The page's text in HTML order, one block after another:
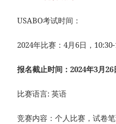
USABO考试时间：
2024年比赛：4月6日，
报名截止时间：2024年3月26
比赛语言: 英语
竞赛内容：个人比赛，试卷